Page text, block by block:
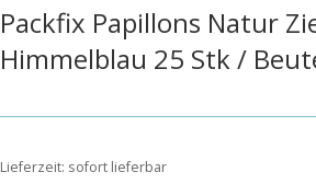
Packfix Papillons Natur
Himmelblau 25 Stk /
Lieferzeit: sofort lieferbar